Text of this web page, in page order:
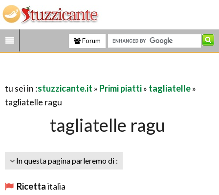
Forum
tu sei in :stuzzicante.it » Primi piatti» tagliatelle»
tagliatelle ragu
tagliatelle ragu
In questa pagina parleremo di :
Ricettaitalia